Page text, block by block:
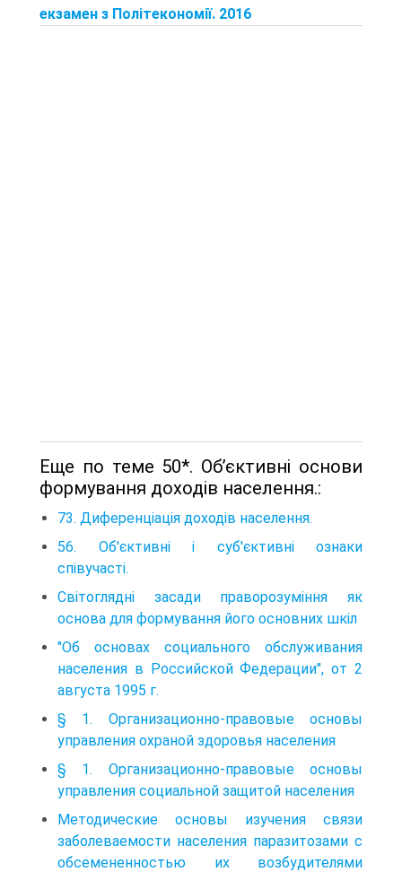
екзамен з Політекономії. 2016
Еще по теме 50*. Об’єктивні основи
формування доходів населення.:
73. Диференціація доходів населення.
56. Об'єктивні і суб'єктивні ознаки
співучасті.
Світоглядні засади праворозуміння як
основа для формування його основних шкіл
"Об основах социального обслуживания
населения в Российской Федерации", от 2
августа 1995 г.
§ 1. Организационно-правовые основы
управления охраной здоровья населения
§ 1. Организационно-правовые основы
управления социальной защитой населения
Методические основы изучения связи
заболеваемости населения паразитозами с
обсемененностью их возбудителями